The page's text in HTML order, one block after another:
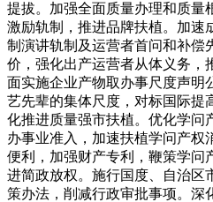
提拔。加强全面质量办理和质量
激励轨制，推进品牌扶植。加速
制演讲轨制及运营者首问和补偿
价，强化出产运营者从体义务，
面实施企业产物取办事尺度声明
艺先辈的集体尺度，对标国际提
化推进质量强市扶植。优化学问
办事业准入，加速扶植学问产权
便利，加强财产专利，鞭策学问
进简政放权。施行国度、自治区
策办法，削减行政审批事项。深